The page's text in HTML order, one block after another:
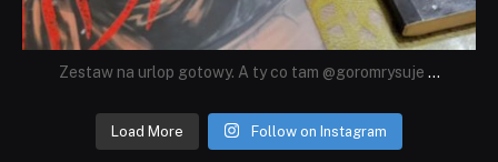
Zestaw na urlop gotowy. A ty co tam @goromrysuje ...
Load More Follow on Instagram